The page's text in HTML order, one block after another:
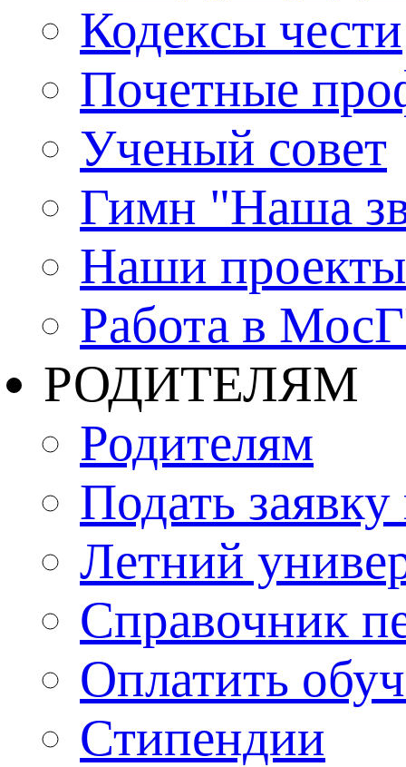
Кодексы чести
Почетные
Ученый совет
Гимн "Наша
Наши проекты
Работа в
РОДИТЕЛЯМ
Родителям
Подать
Летний
Справочник
Оплатить
Стипендии